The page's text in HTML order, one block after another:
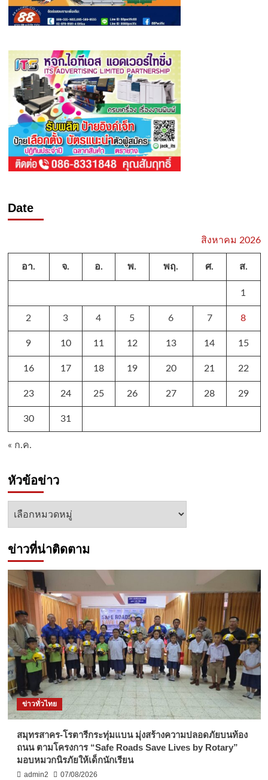
Date
สิงหาคม 2026
อา. จ. อ. พ. พฤ. ศ. ส.
1
2 3 4 5 6 7 8
9 10 11 12 13 14 15
16 17 18 19 20 21 22
23 24 25 26 27 28 29
30 31
« ก.ค.
หัวข้อข่าว
หัวข้อ
ข่าวที่น่าติดตาม
ข่าวทั่วไทย
สมุทรสาคร-โรตารีกระทุ่มแบน มุ่งสร้างความปลอดภัยบนท้อง
ถนน ตามโครงการ “Safe Roads Save Lives by Rotary”
มอบหมวกนิรภัยให้เด็กนักเรียน
admin2 07/08/2026